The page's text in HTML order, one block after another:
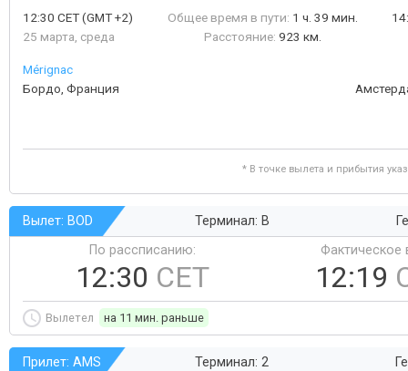
12:30 CET(GMT +2)
25 марта, среда
Общее время в пути: 1 ч. 39 мин.
Расстояние: 923 км.
Mérignac
Бордо, Франция
* В точке вылета и прибытия
Вылет: BOD Терминал: B
По рассписанию:
12:30 CET
Фактическое
12:19
Вылетел на 11 мин. раньше
Прилет: AMS Терминал: 2